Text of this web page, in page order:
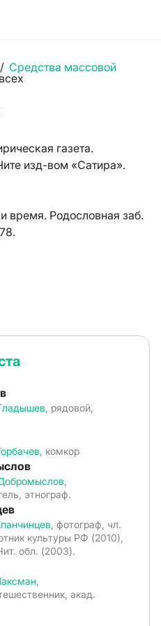
/ Средства массовой
газета.
изд-вом «Сатира».
время. Родословная заб.
, рядовой,
, комкор
этнограф.
, фотограф, чл.
культуры РФ (2010),
обл. (2003).
акад.